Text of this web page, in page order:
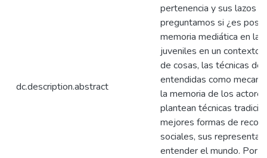
dc.description.abstract
pertenencia y sus lazos
preguntamos si ¿es
memoria mediática en la
juveniles en un contexto
de cosas, las técnicas de
entendidas como
la memoria de los
plantean técnicas
mejores formas de
sociales, sus
entender el mundo. Por